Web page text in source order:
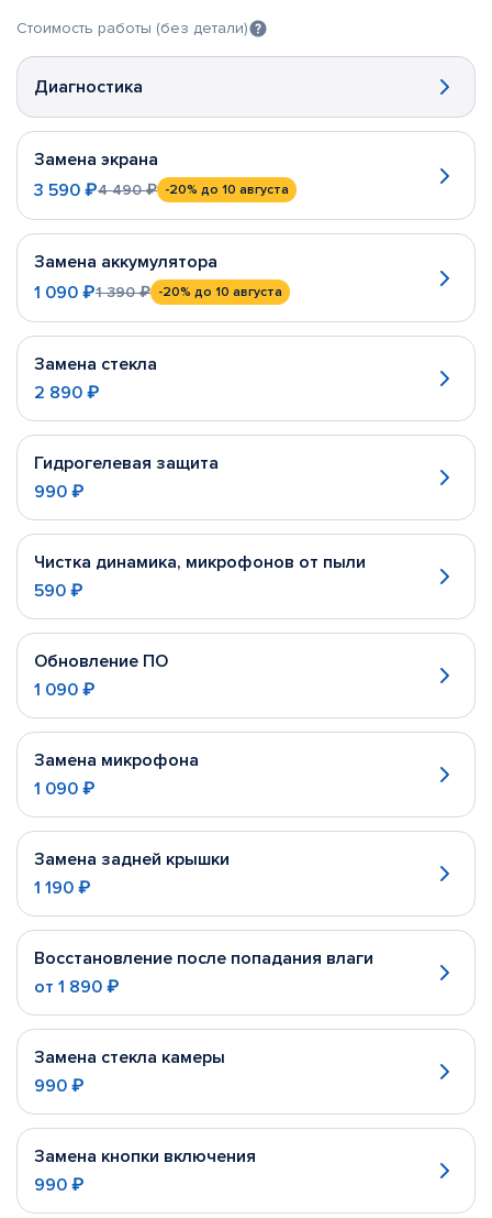
Стоимость работы (без детали)
Диагностика
Замена экрана
3 590 ₽4 490 ₽ -20% до 10 августа
Замена аккумулятора
1 090 ₽1 390 ₽ -20% до 10 августа
Замена стекла
2 890 ₽
Гидрогелевая защита
990 ₽
Чистка динамика, микрофонов от пыли
590 ₽
Обновление ПО
1 090 ₽
Замена микрофона
1 090 ₽
Замена задней крышки
1 190 ₽
Восстановление после попадания влаги
от 1 890 ₽
Замена стекла камеры
990 ₽
Замена кнопки включения
990 ₽